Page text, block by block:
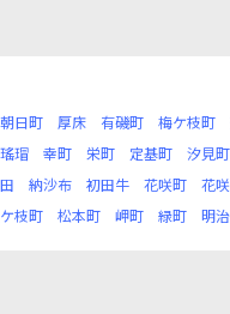
朝日町 厚床 有磯町 梅ケ枝町
瑁 幸町 栄町 定基町 汐見町
納沙布 初田牛 花咲町 花
枝町 松本町 岬町 緑町 明